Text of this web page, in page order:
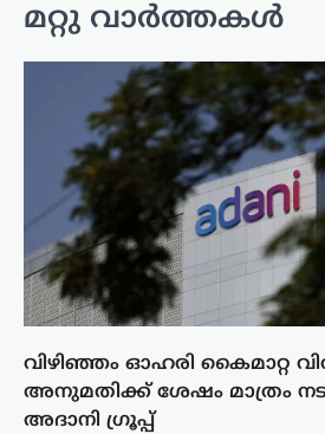
മറ്റു വാർത്തകൾ
വിഴിഞ്ഞം ഓഹരി കൈമാറ്റ
അനുമതിക്ക് ശേഷം മാത്രം
അദാനി ഗ്രൂപ്പ്